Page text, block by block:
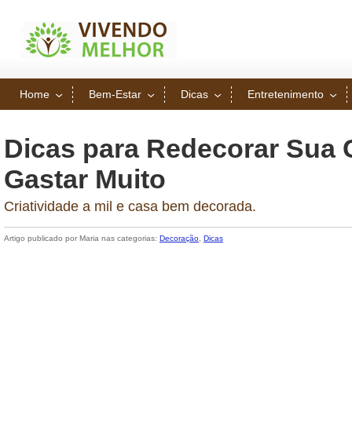
Home Bem-Estar Dicas Entretenimento
Dicas para Redecorar Sua
Gastar Muito
Criatividade a mil e casa bem decorada.
Artigo publicado por Maria nas categorias: Decoração Dicas